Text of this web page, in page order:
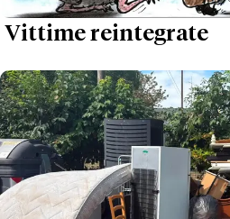
Vittime reintegrate